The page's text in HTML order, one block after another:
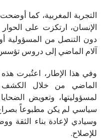
التجربة المغربية، كما
الإنسان، ارتكزت على
دون التنصل من المسؤولية أو
آلام الماضي إلى دروس
وفي هذا الإطار، اعتُبرت هذه
الماضي من خلال الكشف
لمسؤوليتها، وتعويض
سياسي لم يكن مطبوعاً
وسيادي لإعادة بناء الثقة
للإصلاح.